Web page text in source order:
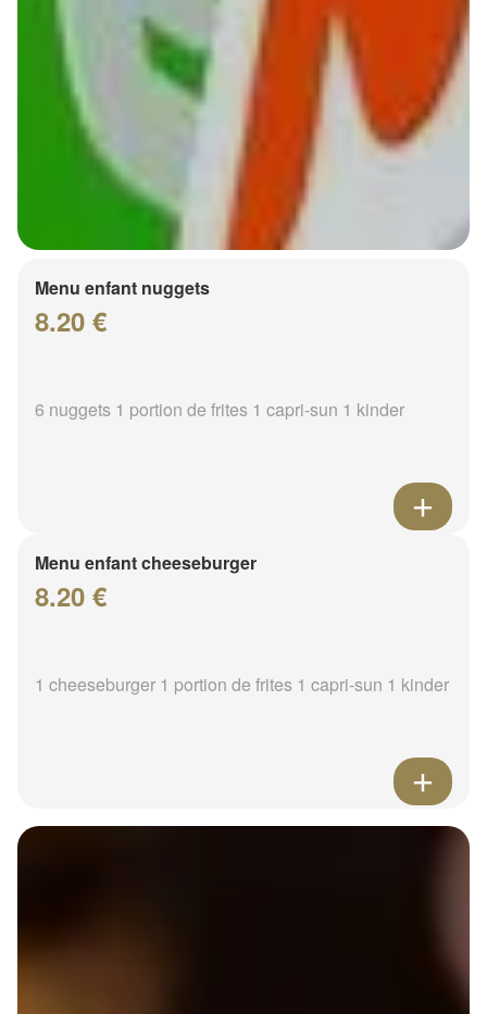
Menu enfant nuggets
8.20 €
6 nuggets 1 portion de frites 1 capri-sun 1 kinder
Menu enfant cheeseburger
8.20 €
1 cheeseburger 1 portion de frites 1 capri-sun 1 kinder